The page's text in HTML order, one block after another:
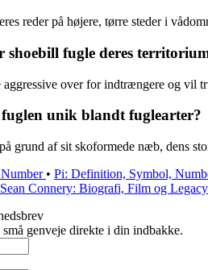
reder på højere, tørre steder i
shoebill fugle deres
over for indtrængere og vil
unik blandt fuglearter?
grund af sit skoformede næb, dens
• Pi: Definition, Symbol,
Sean Connery: Biografi, Film og Legacy
genveje direkte i din indbakke.